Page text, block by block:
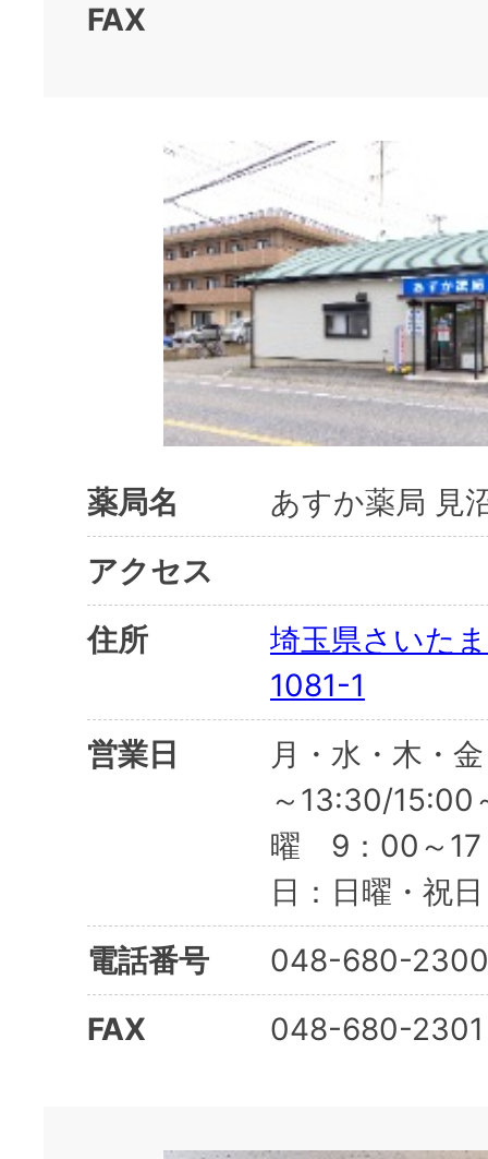
FAX
薬局名
あすか薬局 見
アクセス
住所
埼玉県さいた
1081-1
営業日
月・水・木・
～13:30/
曜 9：00～
日：日曜・祝日
電話番号
048-680-2300
FAX
048-680-2301